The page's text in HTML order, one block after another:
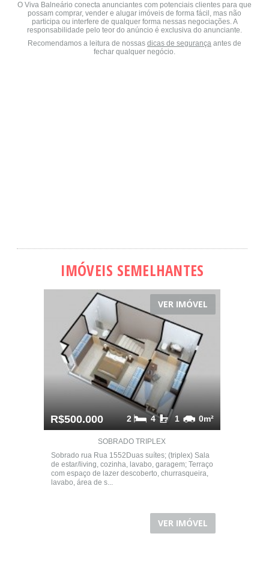
O Viva Balneário conecta anunciantes com potenciais clientes para que
possam comprar, vender e alugar imóveis de forma fácil, mas não
participa ou interfere de qualquer forma nessas negociações. A
responsabilidade pelo teor do anúncio é exclusiva do anunciante.
Recomendamos a leitura de nossas dicas de segurança antes de
fechar qualquer negócio.
IMÓVEIS SEMELHANTES
VER IMÓVEL
R$500.000 0m²
1
4
2
SOBRADO TRIPLEX
Sobrado rua Rua 1552​ Duas suítes; (triplex) Sala
de estar/living, cozinha, lavabo, garagem; Terraço
com espaço de lazer descoberto, churrasqueira,
lavabo, área de s...
VER IMÓVEL